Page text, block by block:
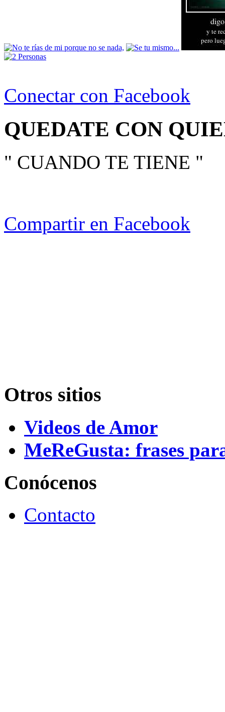
Conectar con Facebook
QUEDATE CON
" CUANDO TE TIENE "
Compartir en Facebook
Otros sitios
Videos de Amor
MeReGusta: frases
Conócenos
Contacto